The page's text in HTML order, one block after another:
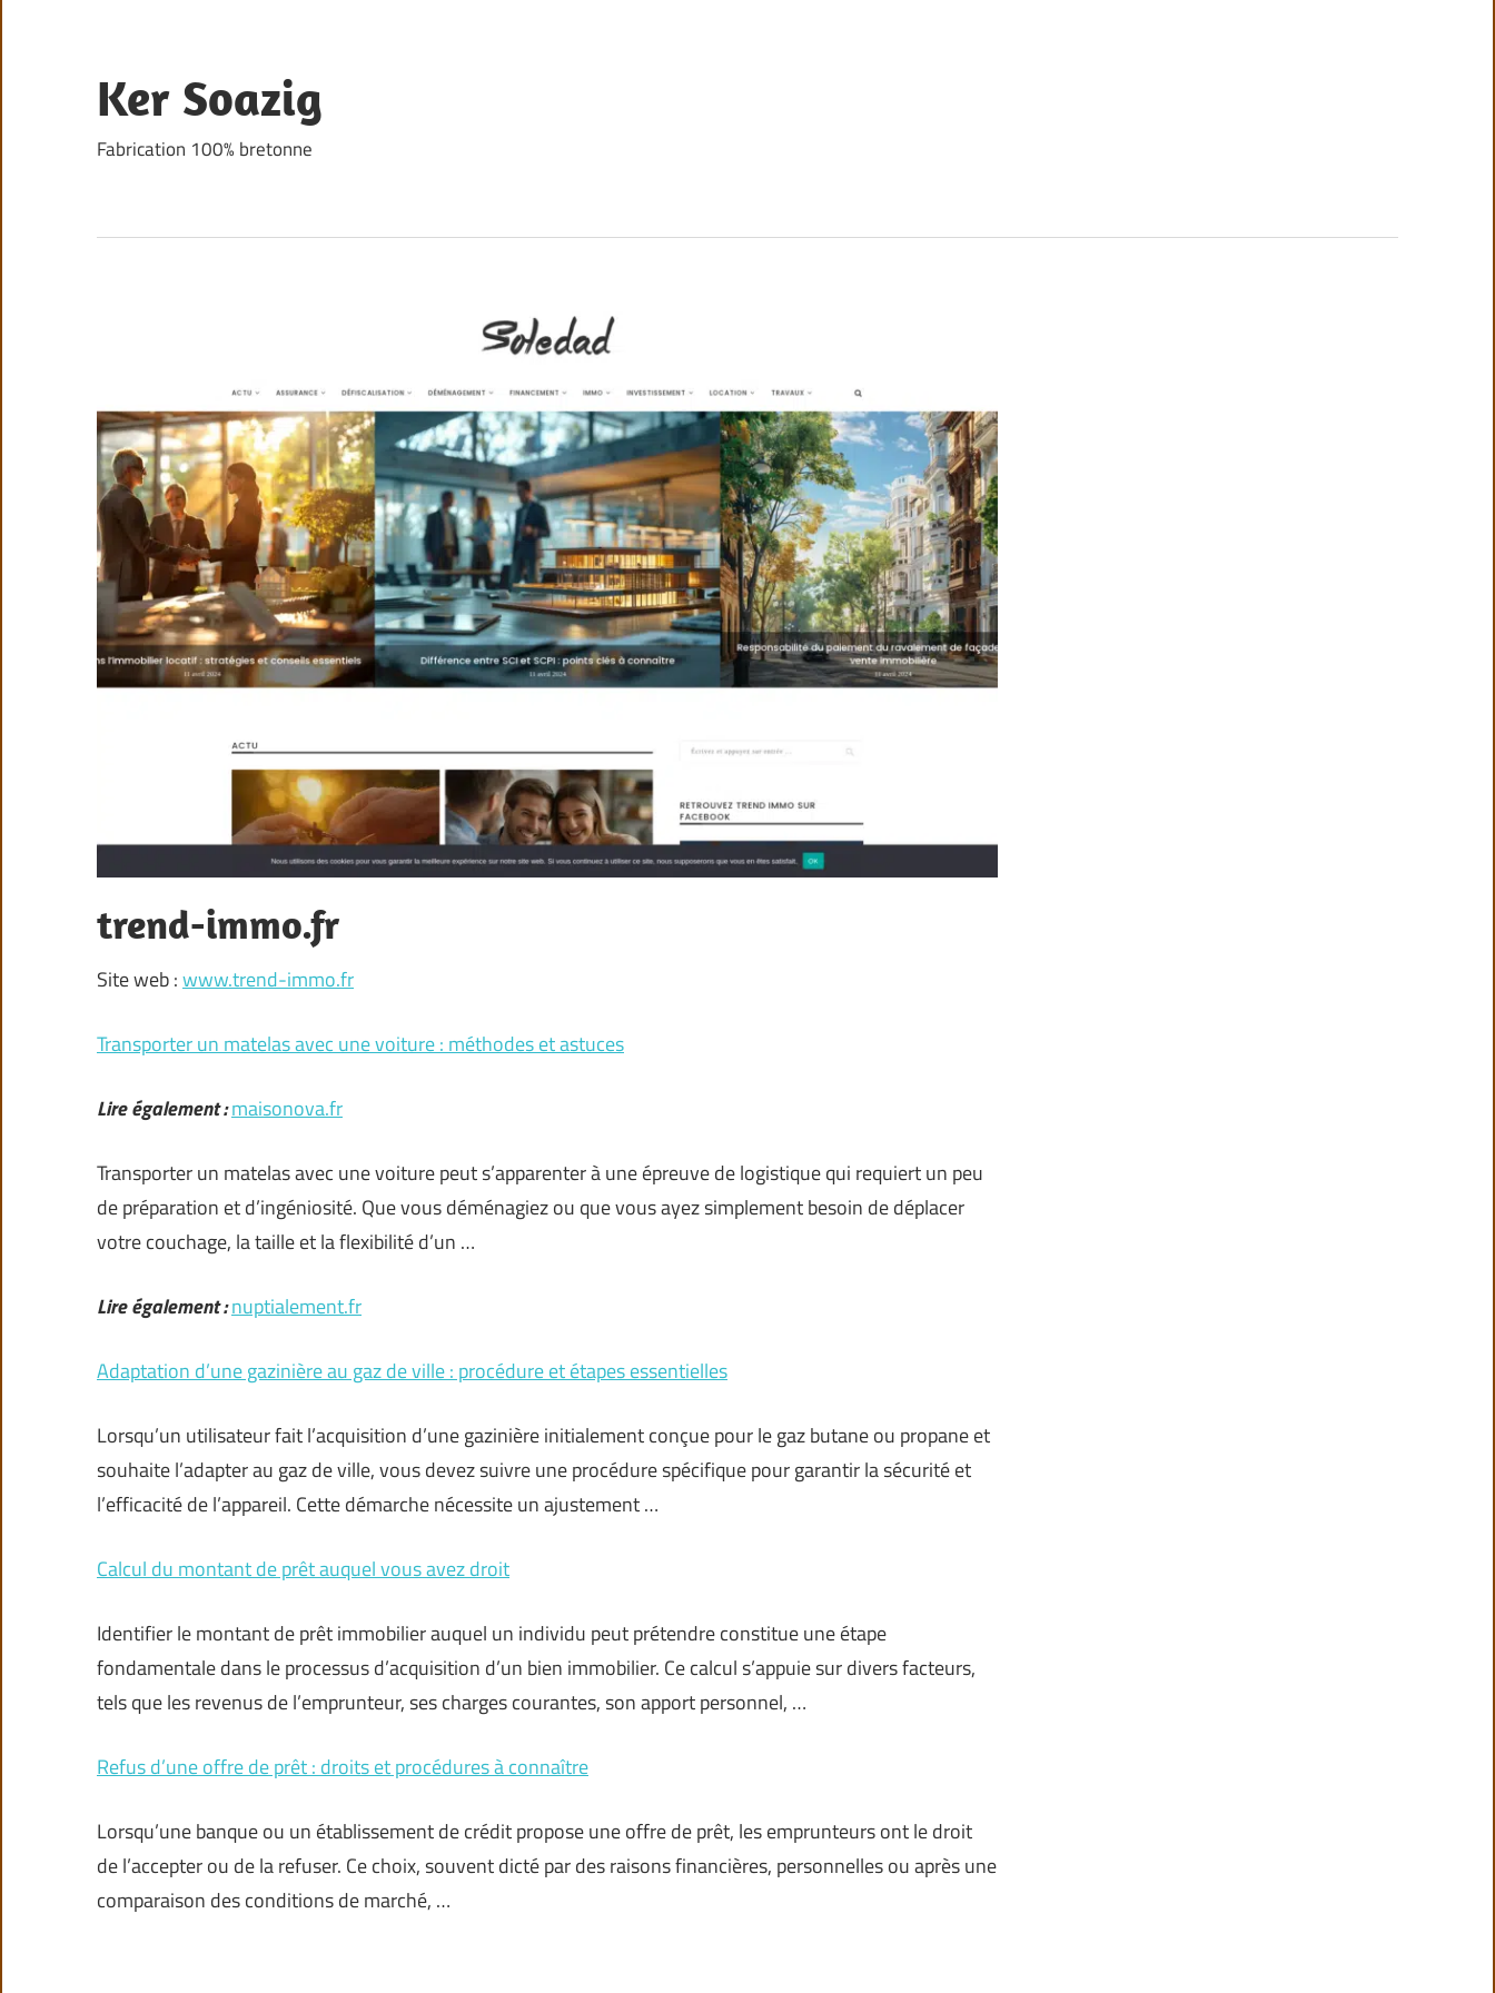
content
Ker Soazig
Fabrication 100% bretonne
trend-immo.fr
Site web :www.trend-immo.fr
Transporter un matelas avec une voiture : méthodes et astuces
Lire également :maisonova.fr
Transporter un matelas avec une voiture peut s’apparenter à une épreuve de logistique qui requiert un peu
de préparation et d’ingéniosité. Que vous déménagiez ou que vous ayez simplement besoin de déplacer
votre couchage, la taille et la flexibilité d’un …
Lire également :nuptialement.fr
Adaptation d’une gazinière au gaz de ville : procédure et étapes essentielles
Lorsqu’un utilisateur fait l’acquisition d’une gazinière initialement conçue pour le gaz butane ou propane et
souhaite l’adapter au gaz de ville, vous devez suivre une procédure spécifique pour garantir la sécurité et
l’efficacité de l’appareil. Cette démarche nécessite un ajustement …
Calcul du montant de prêt auquel vous avez droit
Identifier le montant de prêt immobilier auquel un individu peut prétendre constitue une étape
fondamentale dans le processus d’acquisition d’un bien immobilier. Ce calcul s’appuie sur divers facteurs,
tels que les revenus de l’emprunteur, ses charges courantes, son apport personnel, …
Refus d’une offre de prêt : droits et procédures à connaître
Lorsqu’une banque ou un établissement de crédit propose une offre de prêt, les emprunteurs ont le droit
de l’accepter ou de la refuser. Ce choix, souvent dicté par des raisons financières, personnelles ou après une
comparaison des conditions de marché, …